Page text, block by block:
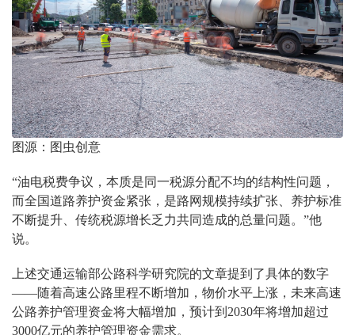
图源：图虫创意
“油电税费争议，本质是同一税源分配不均的结构性问题，
而全国道路养护资金紧张，是路网规模持续扩张、养护标准
不断提升、传统税源增长乏力共同造成的总量问题。”他
说。
上述交通运输部公路科学研究院的文章提到了具体的数字
——随着高速公路里程不断增加，物价水平上涨，未来高速
公路养护管理资金将大幅增加，预计到2030年将增加超过
3000亿元的养护管理资金需求。